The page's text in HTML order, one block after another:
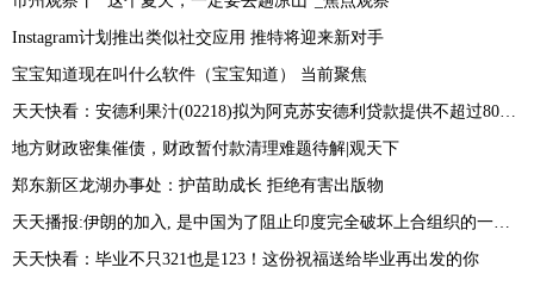
Instagram计划推出类似社交应用 推特将迎来新对手
宝宝知道现在叫什么软件（宝宝知道） 当前聚焦
天天快看：安德利果汁(02218)拟为阿克苏安德利贷款提供不超过8000万元的连带责任保证担保
地方财政密集催债，财政暂付款清理难题待解|观天下
郑东新区龙湖办事处：护苗助成长 拒绝有害出版物
天天播报:伊朗的加入, 是中国为了阻止印度完全破坏上合组织的一次努力!
天天快看：毕业不只321也是123！这份祝福送给毕业再出发的你